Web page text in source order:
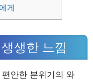
게
생한 느낌
안한 분위기의 와